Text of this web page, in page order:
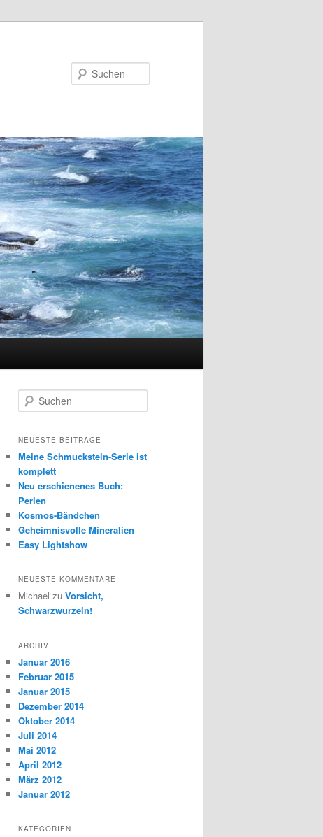
u
h
n
NEUESTE BEITRÄGE
Meine Schmuckstein-Serie ist
komplett
Neu erschienenes Buch:
Perlen
Kosmos-Bändchen
Geheimnisvolle Mineralien
Easy Lightshow
NEUESTE KOMMENTARE
Michael zu Vorsicht,
Schwarzwurzeln!
ARCHIV
Januar 2016
Februar 2015
Januar 2015
Dezember 2014
Oktober 2014
Juli 2014
Mai 2012
April 2012
März 2012
Januar 2012
KATEGORIEN